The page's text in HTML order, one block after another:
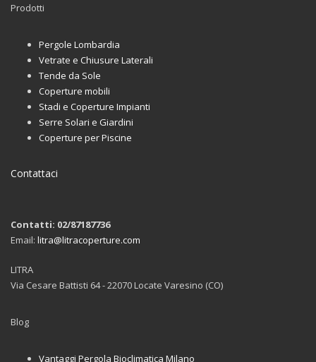
Prodotti
Pergole Lombardia
Vetrate e Chiusure Laterali
Tende da Sole
Coperture mobili
Stadi e Coperture Impianti
Serre Solari e Giardini
Coperture per Piscine
Contattaci
Contatti: 02/87187736
Email: litra@litracoperture.com
LITRA
Via Cesare Battisti 64 - 22070 Locate Varesino (CO)
Blog
Vantaggi Pergola Bioclimatica Milano